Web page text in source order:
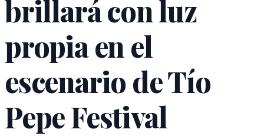
brillará con luz
propia en el
escenario de Tío
Pepe Festival